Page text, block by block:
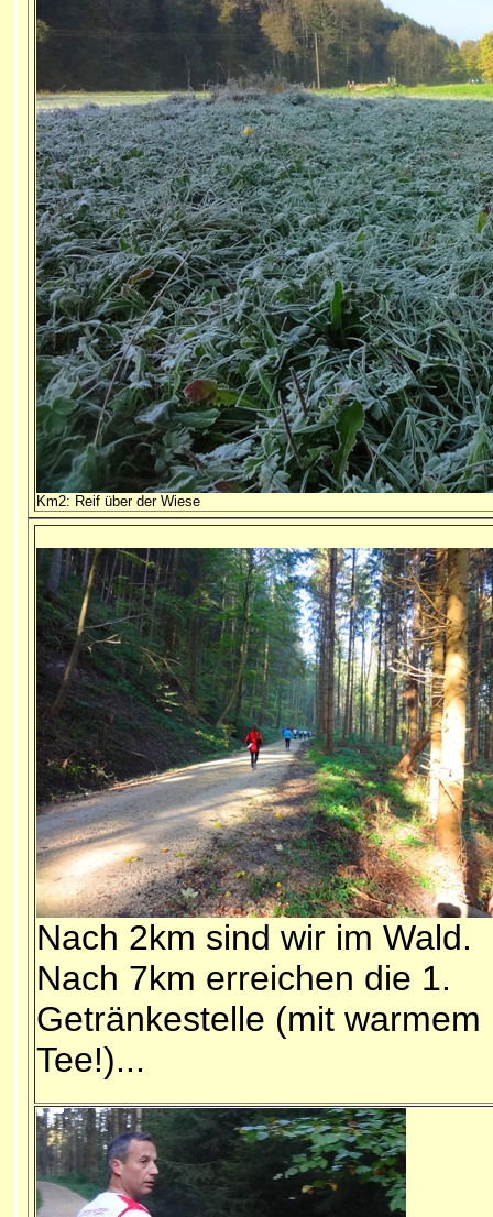
Km2: Reif über der Wiese
Nach 2km sind wir im Wald.
Nach 7km erreichen die 1.
Getränkestelle (mit warmem
Tee!)...